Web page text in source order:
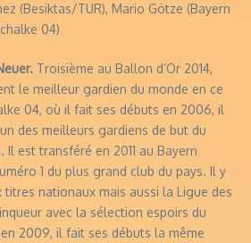
(Besiktas/TUR), Mario Götze (Bayern
04)
Troisième au Ballon d’Or 2014,
le meilleur gardien du monde en ce
04, où il fait ses débuts en 2006, il
des meilleurs gardiens de but du
est transféré en 2011 au Bayern
1 du plus grand club du pays. Il y
nationaux mais aussi la Ligue des
avec la sélection espoirs du
en 2009, il fait ses débuts la même